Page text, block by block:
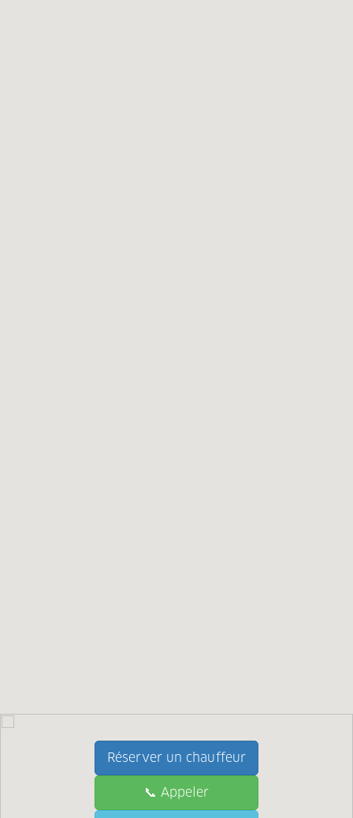
📞 Call
Réserver un chauffeur
📞 Appeler